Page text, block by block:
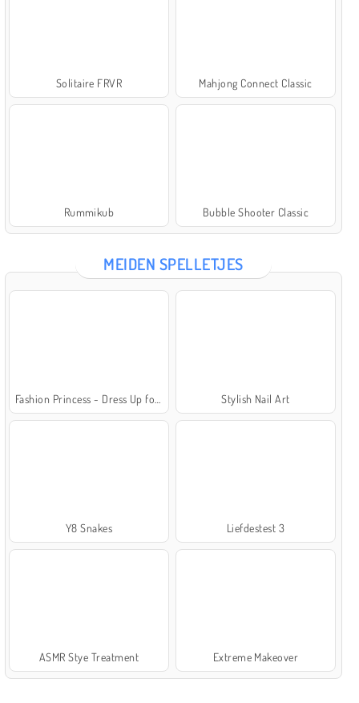
Solitaire FRVR Mahjong Connect Classic
Rummikub Bubble Shooter Classic
MEIDEN SPELLETJES
Stylish Nail Art
Y8 Snakes Liefdestest 3
ASMR Stye Treatment Extreme Makeover